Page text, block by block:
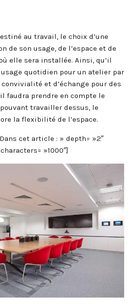
au travail, le choix d’une
de son usage, de l’espace et de
elle sera installée. Ainsi, qu’il
usage quotidien pour un atelier par
et d’échange pour des
faudra prendre en compte le
travailler dessus, le
la flexibilité de l’espace.
cet article : » depth= »2″
»1000″]